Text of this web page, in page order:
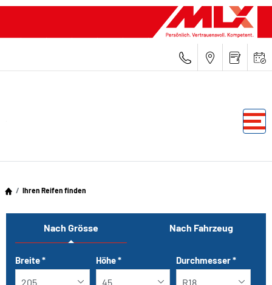
Ihren Reifen finden
Nach Grösse Nach Fahrzeug
Tab updated: Nach Grösse
Breite* Höhe* Durchmesser*